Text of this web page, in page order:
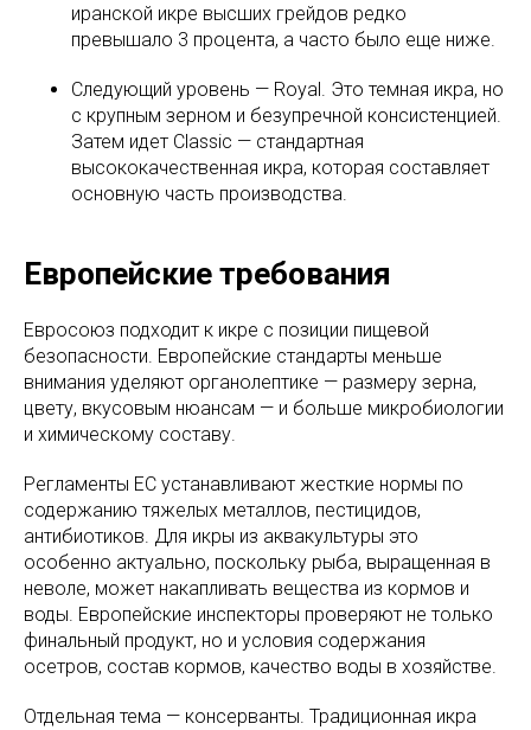
иранской икре высших грейдов редко
превышало 3 процента, а часто было еще ниже.
Следующий уровень — Royal. Это темная икра, но
с крупным зерном и безупречной консистенцией.
Затем идет Classic — стандартная
высококачественная икра, которая составляет
основную часть производства.
Европейские требования
Евросоюз подходит к икре с позиции пищевой
безопасности. Европейские стандарты меньше
внимания уделяют органолептике — размеру зерна,
цвету, вкусовым нюансам — и больше микробиологии
и химическому составу.
Регламенты ЕС устанавливают жесткие нормы по
содержанию тяжелых металлов, пестицидов,
антибиотиков. Для икры из аквакультуры это
особенно актуально, поскольку рыба, выращенная в
неволе, может накапливать вещества из кормов и
воды. Европейские инспекторы проверяют не только
финальный продукт, но и условия содержания
осетров, состав кормов, качество воды в хозяйстве.
Отдельная тема — консерванты. Традиционная икра